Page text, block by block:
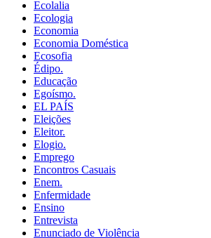
Ecolalia
Ecologia
Economia
Economia Doméstica
Ecosofia
Édipo.
Educação
Egoísmo.
EL PAÍS
Eleições
Eleitor.
Elogio.
Emprego
Encontros Casuais
Enem.
Enfermidade
Ensino
Entrevista
Enunciado de Violência